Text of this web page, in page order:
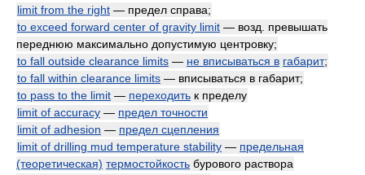
limit from the right — предел справа;
to exceed forward center of gravity limit — возд. превышать
переднюю максимально допустимую центровку;
to fall outside clearance limits — не вписываться в габарит;
to fall within clearance limits — вписываться в габарит;
to pass to the limit — переходить к пределу
limit of accuracy — предел точности
limit of adhesion — предел сцепления
limit of drilling mud temperature stability — предельная
(теоретическая) термостойкость бурового раствора